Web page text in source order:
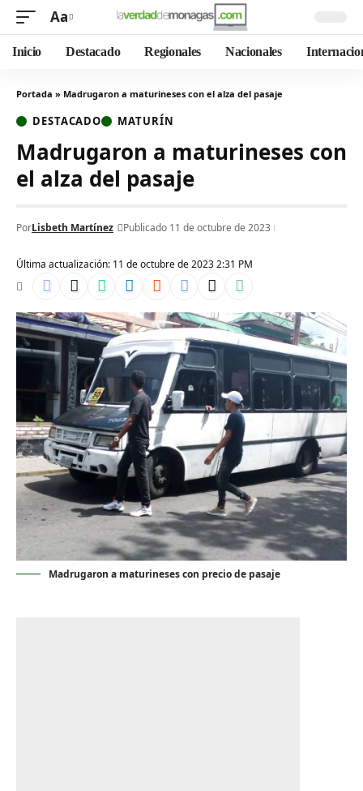
Aa
Inicio Destacado Regionales Nacionales
Portada » Madrugaron a maturineses con el alza del pasaje
DESTACADO MATURÍN
Madrugaron a maturineses con
el alza del pasaje
Última actualización: 11 de octubre de 2023 2:31 PM
PorLisbeth Martínez Publicado 11 de octubre de 2023
Madrugaron a maturineses con precio de pasaje